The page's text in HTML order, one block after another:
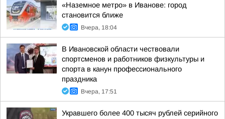
«Наземное метро» в Иванове: город
становится ближе
Вчера, 18:04
В Ивановской области чествовали
спортсменов и работников физкультуры и
спорта в канун профессионального
праздника
Вчера, 17:51
Укравшего более 400 тысяч рублей серийного